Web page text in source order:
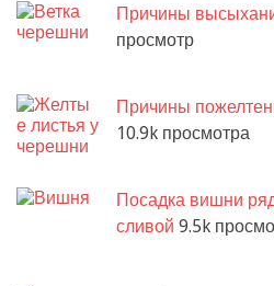
Причины
просмотр
Причины
10.9k просмотра
Посадка вишни
сливой 9.5k